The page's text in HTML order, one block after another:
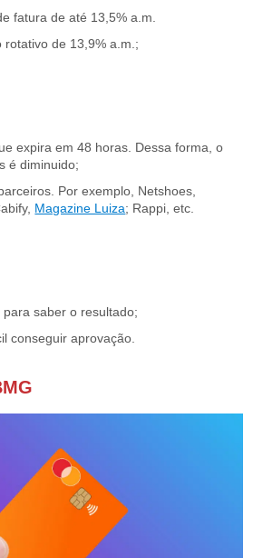
fatura de até 13,5% a.m.
rotativo de 13,9% a.m.;
expira em 48 horas. Dessa forma, o
é diminuido;
Por exemplo, Netshoes,
Magazine Luiza; Rappi, etc.
saber o resultado;
conseguir aprovação.